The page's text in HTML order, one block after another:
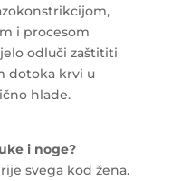
i procesom
odluči zaštititi
dotoka krvi u
hlade.
i noge?
svega kod žena.